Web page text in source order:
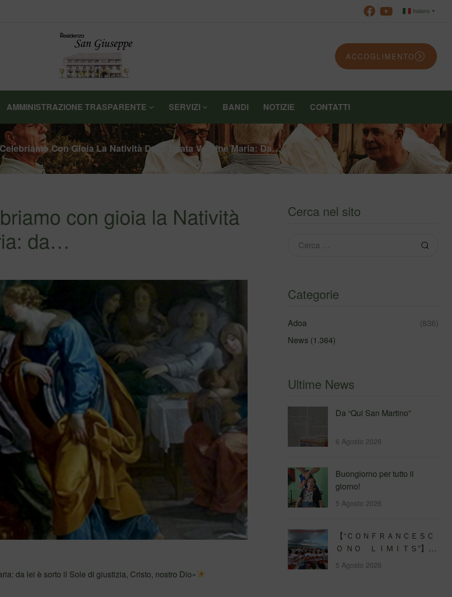
Italiano ▼
ACCOGLIMENTO
AMMINISTRAZIONE TRASPARENTE SERVIZI BANDI NOTIZIE CONTATTI
Con Gioia La Natività Della Beata Vergine Maria: Da…
con gioia la Natività
da…
da lei è sorto il Sole di giustizia, Cristo, nostro Dio»
Cerca nel sito
Categorie
Adoa
(836)
News (1.364)
Ultime News
Da “Qui San Martino”
6 Agosto 2026
Buongiorno per tutto il
giorno!
5 Agosto 2026
【 “ＣＯＮＦＲＡＮＣＥＳＣ
Ｏ ＮＯ ＬＩＭＩＴＳ”】
Traversata dello Stretto di
Messina
5 Agosto 2026